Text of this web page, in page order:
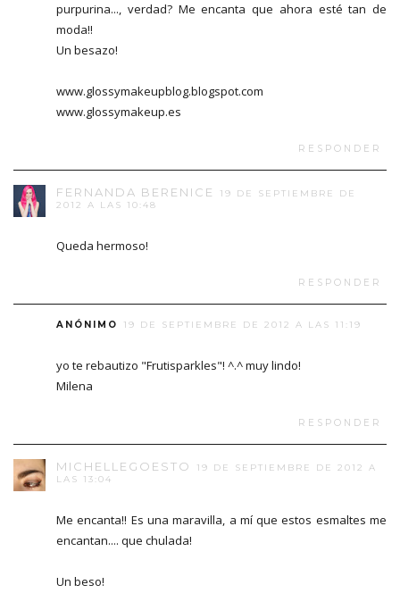
purpurina..., verdad? Me encanta que ahora esté tan de
moda!!
Un besazo!
www.glossymakeupblog.blogspot.com
www.glossymakeup.es
RESPONDER
FERNANDA BERENICE
19 DE SEPTIEMBRE DE
2012 A LAS 10:48
Queda hermoso!
RESPONDER
ANÓNIMO 19 DE SEPTIEMBRE DE 2012 A LAS 11:19
yo te rebautizo "Frutisparkles"! ^.^ muy lindo!
Milena
RESPONDER
MICHELLEGOESTO
19 DE SEPTIEMBRE DE 2012 A
LAS 13:04
Me encanta!! Es una maravilla, a mí que estos esmaltes me
encantan.... que chulada!
Un beso!